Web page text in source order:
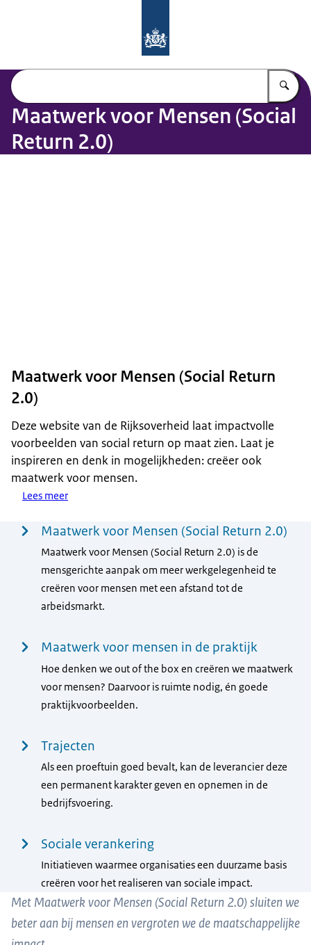
Maatwerk voor Mensen (Social
Return 2.0)
Maatwerk voor Mensen (Social Return
2.0)
Deze website van de Rijksoverheid laat impactvolle
voorbeelden van social return op maat zien. Laat je
inspireren en denk in mogelijkheden: creëer ook
maatwerk voor mensen.
Lees meer
Menu Maatwerk voor Mensen (Social Return 2.0)
Maatwerk voor Mensen (Social Return 2.0) is de
mensgerichte aanpak om meer werkgelegenheid te
creëren voor mensen met een afstand tot de
arbeidsmarkt.
Maatwerk voor mensen in de praktijk
Hoe denken we out of the box en creëren we maatwerk
voor mensen? Daarvoor is ruimte nodig, én goede
praktijkvoorbeelden.
Trajecten
Als een proeftuin goed bevalt, kan de leverancier deze
een permanent karakter geven en opnemen in de
bedrijfsvoering.
Sociale verankering
Initiatieven waarmee organisaties een duurzame basis
creëren voor het realiseren van sociale impact.
Met Maatwerk voor Mensen (Social Return 2.0) sluiten we
beter aan bij mensen en vergroten we de maatschappelijke